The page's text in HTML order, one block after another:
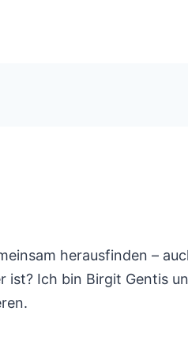
herausfinden –
Ich bin Birgit Gentis